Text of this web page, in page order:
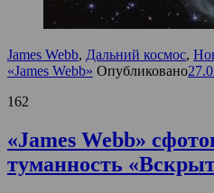
James Webb, Дальний космос,
«James Webb» Опубликовано
162
«James Webb»
туманность